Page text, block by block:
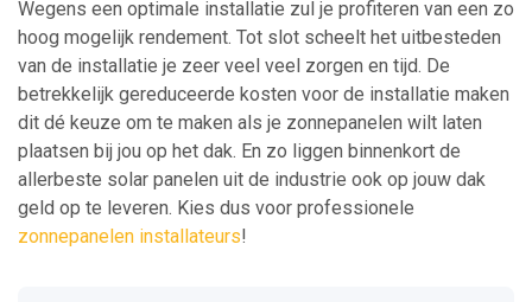
Wegens een optimale installatie zul je profiteren van een zo
hoog mogelijk rendement. Tot slot scheelt het uitbesteden
van de installatie je zeer veel veel zorgen en tijd. De
betrekkelijk gereduceerde kosten voor de installatie maken
dit dé keuze om te maken als je zonnepanelen wilt laten
plaatsen bij jou op het dak. En zo liggen binnenkort de
allerbeste solar panelen uit de industrie ook op jouw dak
geld op te leveren. Kies dus voor professionele
zonnepanelen installateurs!